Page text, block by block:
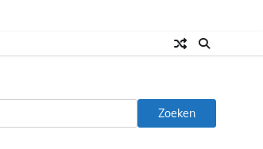
Zoeken